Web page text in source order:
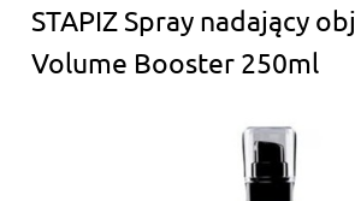
STAPIZ Spray nadający
Volume Booster 250ml